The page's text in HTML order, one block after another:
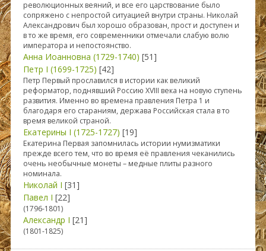
революционных веяний, и все его царствование было
сопряжено с непростой ситуацией внутри страны. Николай
Александрович был хорошо образован, прост и доступен и
в то же время, его современники отмечали слабую волю
императора и непостоянство.
Анна Иоанновна (1729-1740) [51]
Петр I (1699-1725) [42]
Петр Первый прославился в истории как великий
реформатор, поднявший Россию XVIII века на новую ступень
развития. Именно во времена правления Петра 1 и
благодаря его стараниям, держава Российская стала в то
время великой страной.
Екатерины I (1725-1727) [19]
Екатерина Первая запомнилась истории нумизматики
прежде всего тем, что во время её правления чеканились
очень необычные монеты – медные плиты разного
номинала.
Николай I [31]
Павел I [22]
(1796-1801)
Александр I [21]
(1801-1825)